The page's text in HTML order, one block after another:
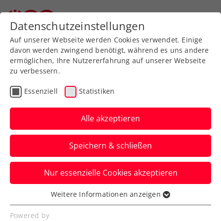
Zurück zur Newsübersicht
Turniere
ÖTV, LAOLA1, e|motion
und Tennis Esports
präsentieren 1. VR-
Tennisturnier in Europa
Das Play-off der Erste Bank Virtual Open
steigt vom 2. bis 22. Oktober, das Finale
am 27. Oktober live am Heumarkt.
Datenschutzeinstellungen
Auf unserer Webseite werden Cookies verwendet. Einige
davon werden zwingend benötigt, während es uns andere
ermöglichen, Ihre Nutzererfahrung auf unserer Webseite
zu verbessern.
Essenziell Statistiken
Alle akzeptieren
Speichern & schließen
Nur essenzielle Cookies akzeptieren
Essenziell
Essenzielle Cookies werden für grundlegende
Weitere Informationen anzeigen
Powered by